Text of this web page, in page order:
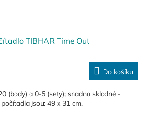
TIBHAR Time Out
Do košíku
(body) a 0-5 (sety); snadno skladné -
jsou: 49 x 31 cm.